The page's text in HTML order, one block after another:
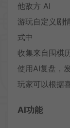
他敌方 AI
游玩自定义剧
式中
收集来自围棋
使用AI复盘，
玩家可以根据
AI功能